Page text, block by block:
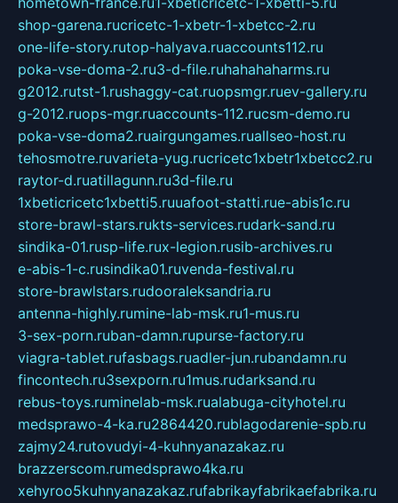
shop-garena.rucricetc-1-xbetr-1-xbetcc-2.ru
one-life-story.rutop-halyava.ruaccounts112.ru
poka-vse-doma-2.ru3-d-file.ruhahahaharms.ru
g2012.rutst-1.rushaggy-cat.ruopsmgr.ruev-gallery.ru
g-2012.ruops-mgr.ruaccounts-112.rucsm-demo.ru
poka-vse-doma2.ruairgungames.ruallseo-host.ru
tehosmotre.ruvarieta-yug.rucricetc1xbetr1xbetcc2.ru
raytor-d.ruatillagunn.ru3d-file.ru
1xbeticricetc1xbetti5.ruuafoot-statti.rue-abis1c.ru
store-brawl-stars.rukts-services.rudark-sand.ru
sindika-01.rusp-life.rux-legion.rusib-archives.ru
e-abis-1-c.rusindika01.ruvenda-festival.ru
store-brawlstars.rudooraleksandria.ru
antenna-highly.rumine-lab-msk.ru1-mus.ru
3-sex-porn.ruban-damn.rupurse-factory.ru
viagra-tablet.rufasbags.ruadler-jun.rubandamn.ru
fincontech.ru3sexporn.ru1mus.rudarksand.ru
rebus-toys.ruminelab-msk.rualabuga-cityhotel.ru
medsprawo-4-ka.ru2864420.rublagodarenie-spb.ru
zajmy24.rutovudyi-4-kuhnyanazakaz.ru
brazzerscom.rumedsprawo4ka.ru
xehyroo5kuhnyanazakaz.rufabrikayfabrikaefabrika.ru